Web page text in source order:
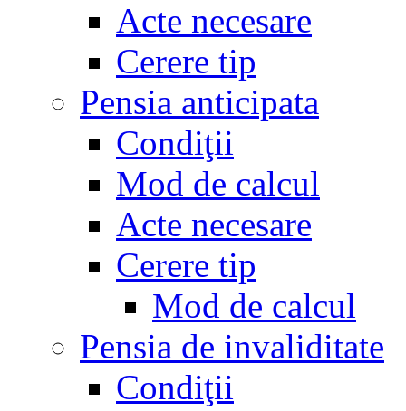
Acte necesare
Cerere tip
Pensia anticipata
Condiţii
Mod de calcul
Acte necesare
Cerere tip
Mod de calcul
Pensia de invaliditate
Condiţii